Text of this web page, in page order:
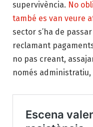
supervivència. No
també es van veure
sector s’ha de
reclamant
no pas creant,
només